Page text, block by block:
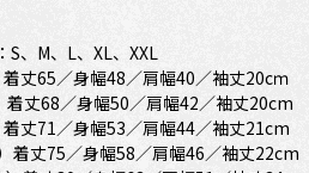
、M、L、XL、XXL
丈65／身幅48／肩幅40／袖丈20cｍ
着丈68／身幅50／肩幅42／袖丈20cm
丈71／身幅53／肩幅44／袖丈21cm
着丈75／身幅58／肩幅46／袖丈22cm